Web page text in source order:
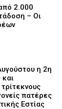
2.000
– Οι
η 2η
πατέρες
Εστίας